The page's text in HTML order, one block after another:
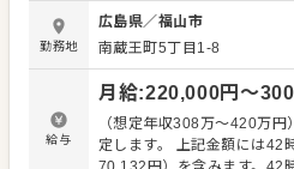
善なども大歓迎です。 【具体的には…】 ・仕込みからや盛
り付けまでの調理全般 ・仕
管理業務 ・まかないづくり
タッフの教育 ・洗浄や清掃
・新メニュー提案 など 入社後はスキルに合わせた業務から
お任せしますので、徐々に
う。成長をしっかりサポー
安心してスタートできる環
勤務地
広島県／福山市
南蔵王町5丁目1-8
給与
月給:220,000円〜
（想定年収308万～420万
定します。 上記金額には42